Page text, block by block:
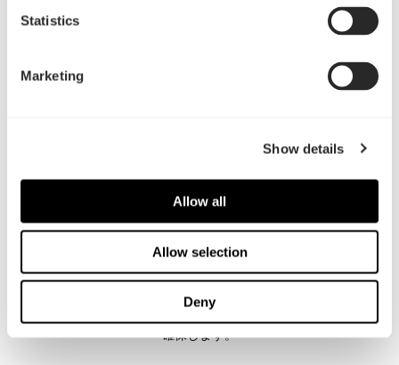
Statistics
Marketing
Show details
Allow all
Allow selection
Deny
ことでグラフィックスカードファンのノイズを抑制し、より臨調
感の高い素晴らしいゲーム環境を構築することが出来ます。
本機器に搭載されるFractal DesignのDynamic X2 PWMファンは
いてほぼ静音動作を実現し、高負荷において空気流量を最大限に
確保します。